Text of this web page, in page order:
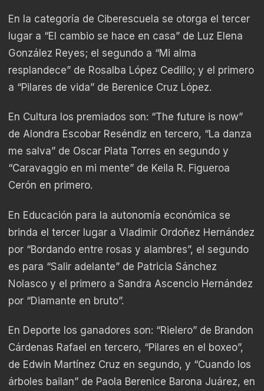
En la categoría de Ciberescuela se otorga el tercer
lugar a “El cambio se hace en casa” de Luz Elena
González Reyes; el segundo a “Mi alma
resplandece” de Rosalba López Cedillo; y el primero
a “Pilares de vida” de Berenice Cruz López.
En Cultura los premiados son: “The future is now”
de Alondra Escobar Reséndiz en tercero, “La danza
me salva” de Oscar Plata Torres en segundo y
“Caravaggio en mi mente” de Keila R. Figueroa
Cerón en primero.
En Educación para la autonomía económica se
brinda el tercer lugar a Vladimir Ordoñez Hernández
por “Bordando entre rosas y alambres”, el segundo
es para “Salir adelante” de Patricia Sánchez
Nolasco y el primero a Sandra Ascencio Hernández
por “Diamante en bruto”.
En Deporte los ganadores son: “Rielero” de Brandon
Cárdenas Rafael en tercero, “Pilares en el boxeo”,
de Edwin Martínez Cruz en segundo, y “Cuando los
árboles bailan” de Paola Berenice Barona Juárez, en